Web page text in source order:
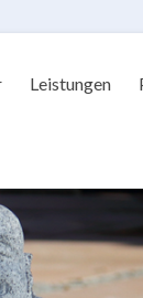
Leistungen